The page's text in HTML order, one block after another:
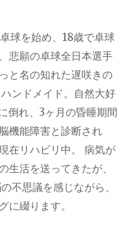
球を始め、18歳で卓球
悲願の卓球全日本選手
と名の知れた遅咲きの
ンドメイド。自然大好
倒れ、3ヶ月の昏睡期間
機能障害と診断され
在リハビリ中。 病気が
生活を送ってきたが、
不思議を感じながら、
に綴ります。